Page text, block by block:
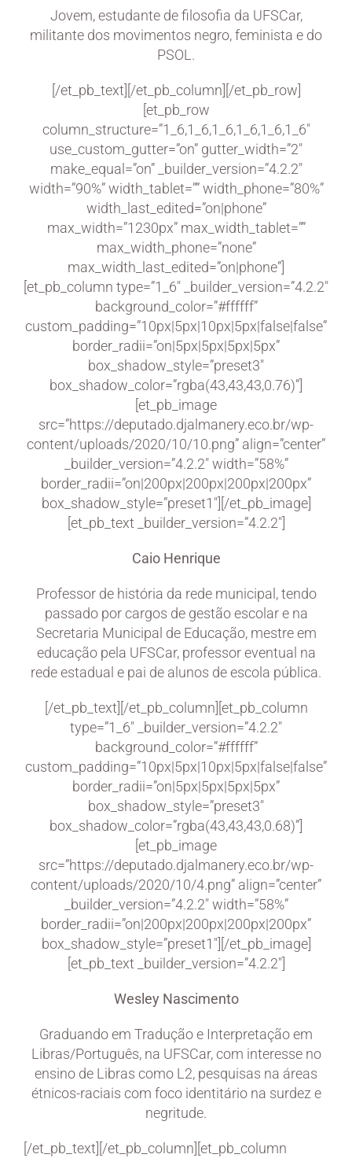
Jovem, estudante de filosofia da UFSCar,
militante dos movimentos negro, feminista e do
PSOL.
[/et_pb_text][/et_pb_column][/et_pb_row]
[et_pb_row
column_structure=”1_6,1_6,1_6,1_6,1_6,1_6″
use_custom_gutter=”on” gutter_width=”2″
make_equal=”on” _builder_version=”4.2.2″
width=”90%” width_tablet=”” width_phone=”80%”
width_last_edited=”on|phone”
max_width=”1230px” max_width_tablet=””
max_width_phone=”none”
max_width_last_edited=”on|phone”]
[et_pb_column type=”1_6″ _builder_version=”4.2.2″
background_color=”#ffffff”
custom_padding=”10px|5px|10px|5px|false|false”
border_radii=”on|5px|5px|5px|5px”
box_shadow_style=”preset3″
box_shadow_color=”rgba(43,43,43,0.76)”]
[et_pb_image
src=”https://deputado.djalmanery.eco.br/wp-
content/uploads/2020/10/10.png” align=”center”
_builder_version=”4.2.2″ width=”58%”
border_radii=”on|200px|200px|200px|200px”
box_shadow_style=”preset1″][/et_pb_image]
[et_pb_text _builder_version=”4.2.2″]
Caio Henrique
Professor de história da rede municipal, tendo
passado por cargos de gestão escolar e na
Secretaria Municipal de Educação, mestre em
educação pela UFSCar, professor eventual na
rede estadual e pai de alunos de escola pública.
[/et_pb_text][/et_pb_column][et_pb_column
type=”1_6″ _builder_version=”4.2.2″
background_color=”#ffffff”
custom_padding=”10px|5px|10px|5px|false|false”
border_radii=”on|5px|5px|5px|5px”
box_shadow_style=”preset3″
box_shadow_color=”rgba(43,43,43,0.68)”]
[et_pb_image
src=”https://deputado.djalmanery.eco.br/wp-
content/uploads/2020/10/4.png” align=”center”
_builder_version=”4.2.2″ width=”58%”
border_radii=”on|200px|200px|200px|200px”
box_shadow_style=”preset1″][/et_pb_image]
[et_pb_text _builder_version=”4.2.2″]
Wesley Nascimento
Graduando em Tradução e Interpretação em
Libras/Português, na UFSCar, com interesse no
ensino de Libras como L2, pesquisas na áreas
étnicos-raciais com foco identitário na surdez e
negritude.
[/et_pb_text][/et_pb_column][et_pb_column